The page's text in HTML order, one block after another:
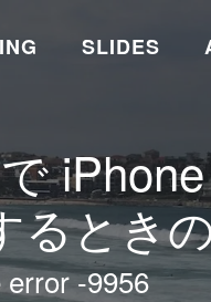
SLIDES
るとき
-9956